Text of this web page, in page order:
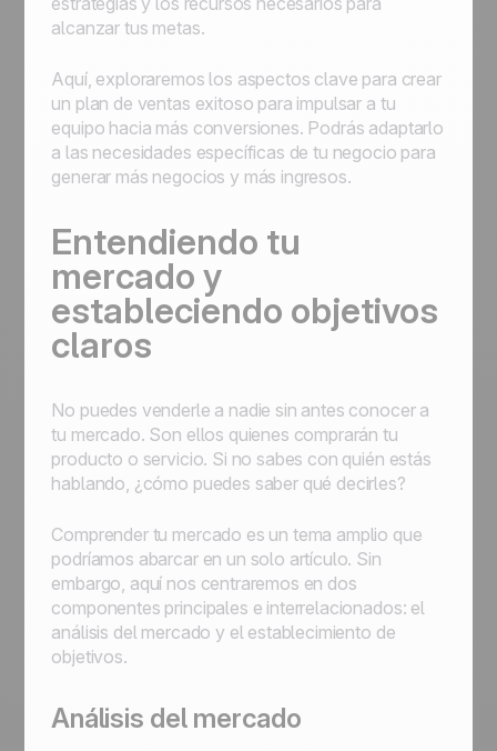
alcanzar tus metas.
Aquí, exploraremos los aspectos clave para crear
un plan de ventas exitoso para impulsar a tu
equipo hacia más conversiones. Podrás adaptarlo
a las necesidades específicas de tu negocio para
generar más negocios y más ingresos.
Entendiendo tu
mercado y
estableciendo objetivos
claros
No puedes venderle a nadie sin antes conocer a
tu mercado. Son ellos quienes comprarán tu
producto o servicio. Si no sabes con quién estás
hablando, ¿cómo puedes saber qué decirles?
Comprender tu mercado es un tema amplio que
podríamos abarcar en un solo artículo. Sin
embargo, aquí nos centraremos en dos
componentes principales e interrelacionados: el
análisis del mercado y el establecimiento de
objetivos.
Análisis del mercado